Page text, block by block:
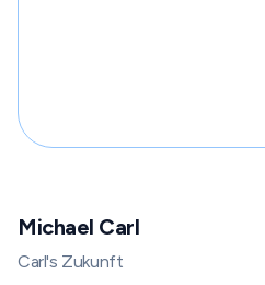
Michael Carl
Carl's Zukunft